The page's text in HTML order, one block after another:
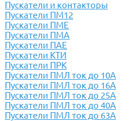
Пускатели и контакторы
Пускатели ПМ12
Пускатели ПМЕ
Пускатели ПМА
Пускатели ПАЕ
Пускатели КТИ
Пускатели ПРК
Пускатели ПМЛ ток до 10А
Пускатели ПМЛ ток до 16А
Пускатели ПМЛ ток до 25А
Пускатели ПМЛ ток до 40А
Пускатели ПМЛ ток до 63А